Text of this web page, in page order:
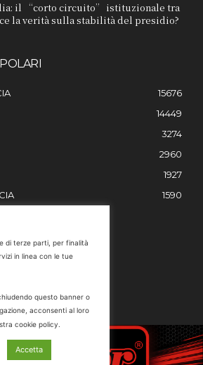
il “corto circuito” istituzionale tra
la verità sulla stabilità del presidio?
15676
14449
3274
2960
1927
1590
di terze parti, per finalità
in linea con le tue
questo banner o
acconsenti al loro
cookie policy.
Accetta